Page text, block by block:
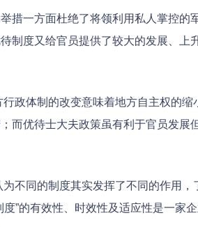
措一方面杜绝了将领利用私人掌控的
制度又给官员提供了较大的发展、上
政体制的改变意味着地方自主权的缩
而优待士大夫政策虽有利于官员发展
不同的制度其实发挥了不同的作用，
”的有效性、时效性及适应性是一家